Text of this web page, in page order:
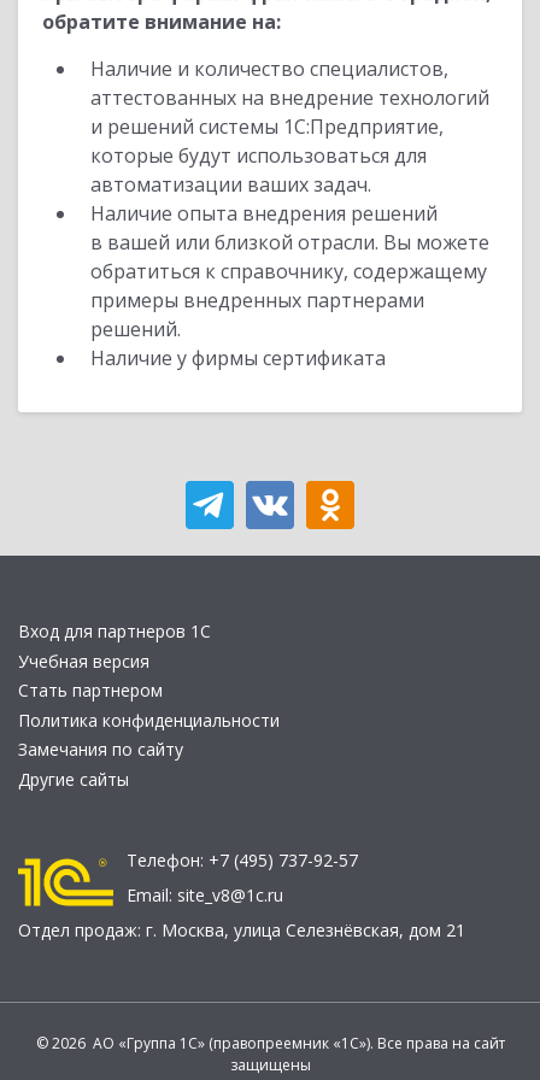
обратите внимание на:
Наличие и количество специалистов,
аттестованных на внедрение технологий
и решений системы 1С:Предприятие,
которые будут использоваться для
автоматизации ваших задач.
Наличие опыта внедрения решений
в вашей или близкой отрасли. Вы можете
обратиться к справочнику, содержащему
примеры внедренных партнерами
решений.
Наличие у фирмы сертификата
Вход для партнеров 1С
Учебная версия
Стать партнером
Политика конфиденциальности
Замечания по сайту
Другие сайты
Телефон: +7 (495) 737-92-57
Email: site_v8@1c.ru
Отдел продаж: г. Москва, улица Селезнёвская, дом 21
© 2026 АО «Группа 1С» (правопреемник «1С»). Все права на сайт
защищены